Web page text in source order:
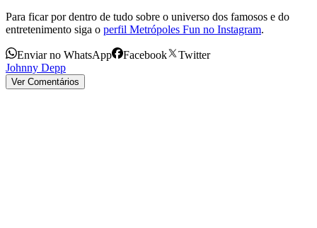
Para ficar por dentro de tudo sobre o universo dos famosos e do
entretenimento siga o perfil Metrópoles Fun no Instagram.
Enviar no WhatsApp Facebook
Twitter
Johnny Depp
Ver Comentários